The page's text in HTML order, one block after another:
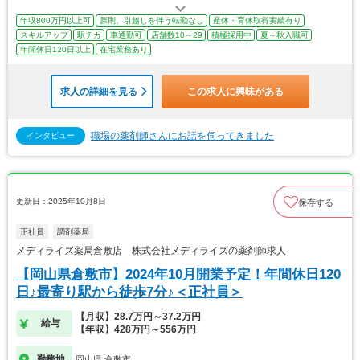
年収800万円以上可 原則、引越しを伴う転勤なし
産休・育休取得実績有り
スキルアップ
駅チカ 車通勤可 店舗数10～29 積極採用中
夏～秋入職可
年間休日120日以上
在宅業務あり
求人の詳細を見る この求人に興味がある
インタビュー 職場の薬剤師さんにお話を伺ってきました
更新日：2025年10月8日 保存する
正社員 調剤薬局
メディライズ薬局倉敷店 株式会社メディライズの薬剤師求人
【岡山県倉敷市】2024年10月開業予定！年間休日120
日♪最寄り駅から徒歩7分♪＜正社員＞
給与
【月収】28.7万円～37.2万円
【年収】428万円～556万円